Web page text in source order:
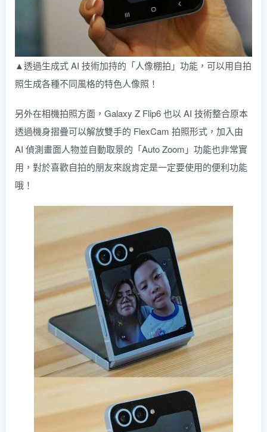
▲透過生成式 AI 技術加持的「人像棚拍」功能，可以用自拍
照生成各種不同風格的特色人像照！
另外在相機拍照方面，Galaxy Z Flip6 也以 AI 技術整合原本
透過機身摺疊可以解放雙手的 FlexCam 拍照形式，加入由
AI 偵測畫面人物並自動取景的「Auto Zoom」功能也非常實
用，對於喜歡自拍的朋友來說肯定是一定要使用的便利功能
哦！